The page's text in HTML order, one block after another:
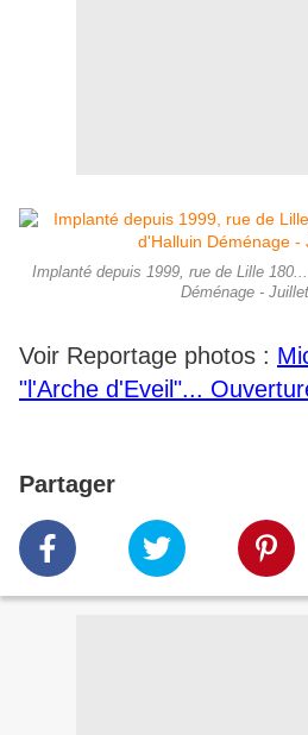
Implanté depuis 1999, rue de Lille
Déménage -
Voir Reportage photos :
"l'Arche d'Eveil"...
Partager